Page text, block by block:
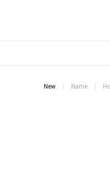
New Name